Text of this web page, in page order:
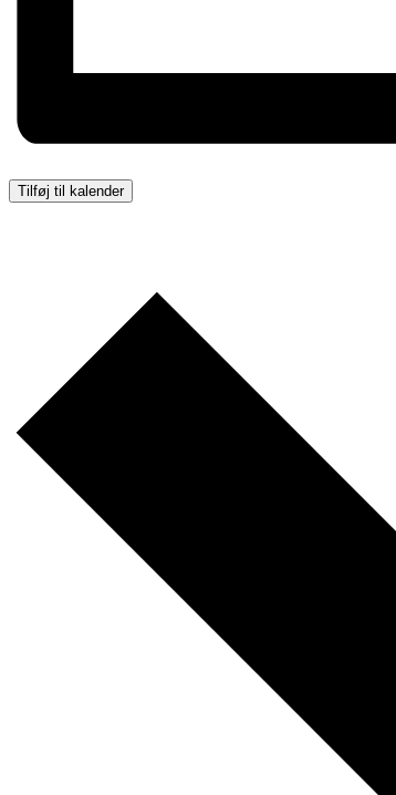
Tilføj til kalender